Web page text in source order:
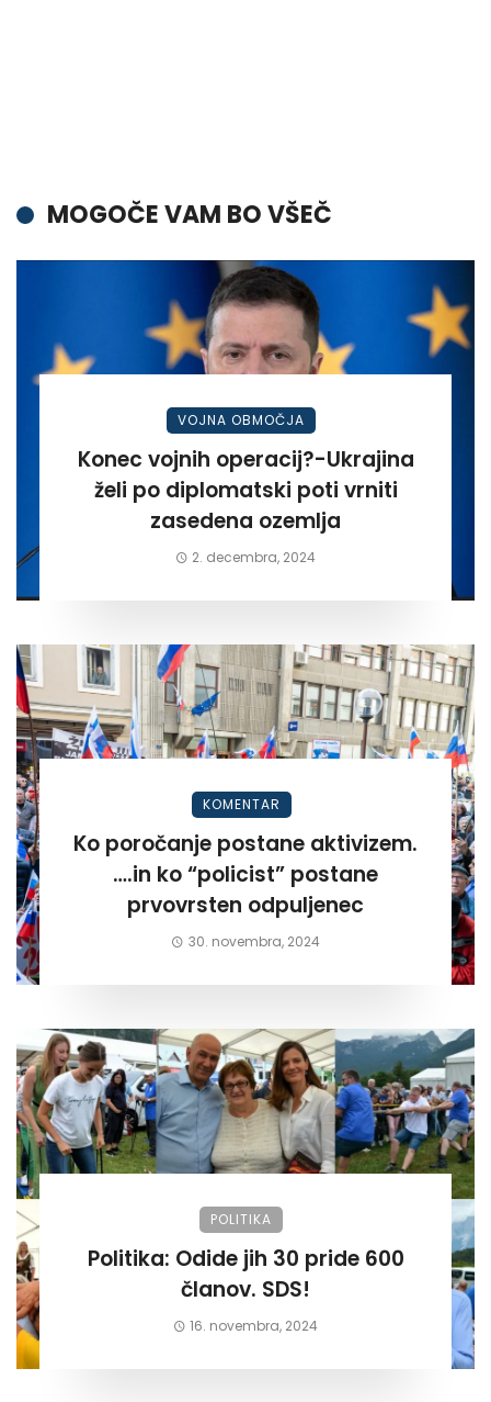
MOGOČE VAM BO VŠEČ
VOJNA OBMOČJA
Konec vojnih operacij?-Ukrajina
želi po diplomatski poti vrniti
zasedena ozemlja
2. decembra, 2024
KOMENTAR
Ko poročanje postane aktivizem.
….in ko “policist” postane
prvovrsten odpuljenec
30. novembra, 2024
POLITIKA
Politika: Odide jih 30 pride 600
članov. SDS!
16. novembra, 2024